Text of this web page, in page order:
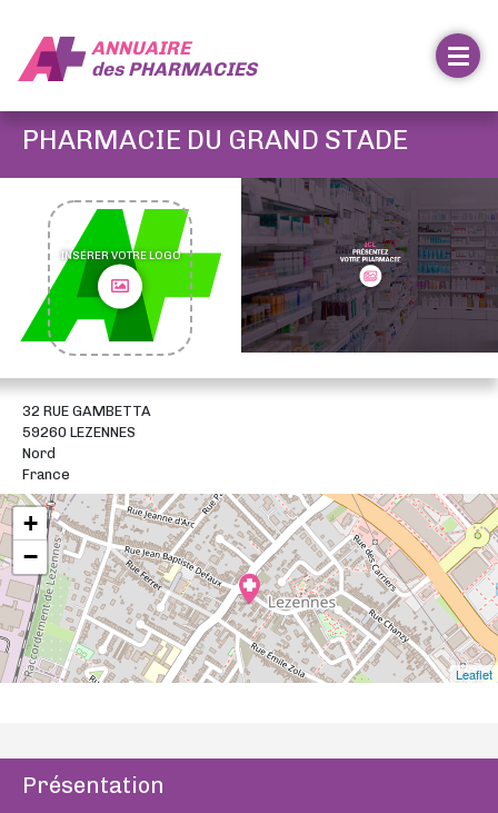
ANNUAIRE
desPHARMACIES
PHARMACIE DU GRAND STADE
INSÉRER VOTRE LOGO
32 RUE GAMBETTA
59260 LEZENNES
Nord
France
+
−
Leaflet
Présentation